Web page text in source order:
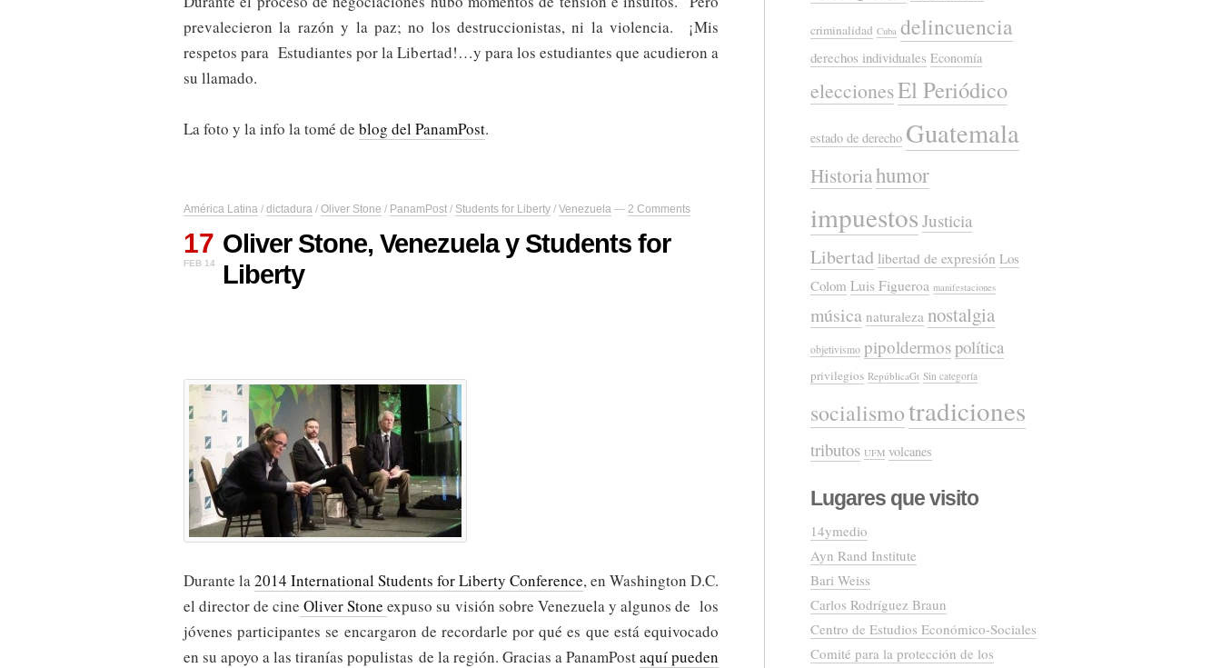
prevalecieron la razón y la paz; no los destruccionistas, ni la violencia. ¡Mis
respetos para Estudiantes por la Libertad!…y para los estudiantes que acudieron a
su llamado.
La foto y la info la tomé de blog del PanamPost.
América Latina / dictadura / Oliver Stone / PanamPost / Students for Liberty / Venezuela — 2 Comments
17
FEB 14
Oliver Stone, Venezuela y Students for
Liberty
Durante la2014 International Students for Liberty Conference, en Washington D.C.
el director de cine Oliver Stoneexpuso su visión sobre Venezuela y algunos de los
jóvenes participantes se encargaron de recordarle por qué es que está equivocado
en su apoyo a las tiranías populistas de la región. Gracias a PanamPostaquí pueden
criminalidad Cuba delincuencia
derechos individuales Economía
eleccionesEl Periódico
estado de derecho Guatemala
Historiahumor
impuestos Justicia
Libertad libertad de expresión Los
Colom Luis Figueroa manifestaciones
música naturaleza nostalgia
objetivismo pipoldermospolítica
privilegios RepúblicaGt Sin categoría
socialismotradiciones
tributos UFM volcanes
Lugares que visito
14ymedio
Ayn Rand Institute
Bari Weiss
Carlos Rodríguez Braun
Centro de Estudios Económico-Sociales
Comité para la protección de los